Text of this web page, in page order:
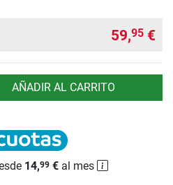
59,95 €
AÑADIR AL CARRITO
14,99€al mes